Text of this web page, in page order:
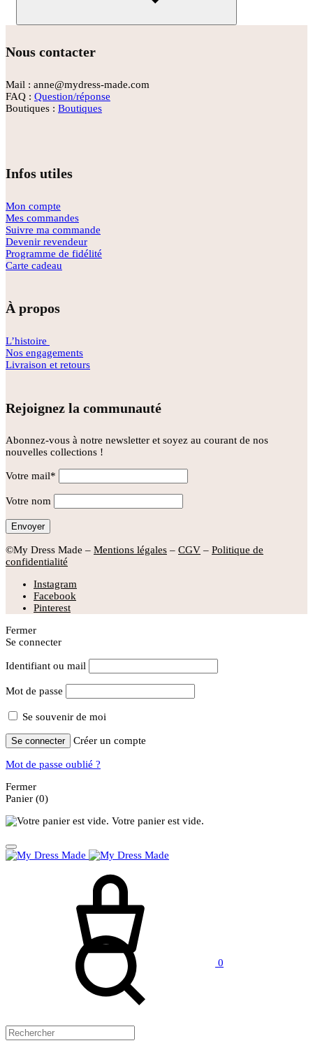
Rechercher
Nous contacter
Mail : anne@mydress-made.com
FAQ : Question/réponse
Boutiques : Boutiques
Infos utiles
Mon compte
Mes commandes
Suivre ma commande
Devenir revendeur
Programme de fidélité
Carte cadeau
À propos
L’histoire
Nos engagements
Livraison et retours
Rejoignez la communauté
Abonnez-vous à notre newsletter et soyez au courant de nos
nouvelles collections !
Votre mail*
Votre nom
©My Dress Made – Mentions légales – CGV – Politique de
confidentialité
Instagram
Facebook
Pinterest
Fermer
Se connecter
Identifiant ou mail
Mot de passe
Se souvenir de moi
Se connecter Créer un compte
Mot de passe oublié ?
Fermer
Panier (0)
Votre panier est vide.
0